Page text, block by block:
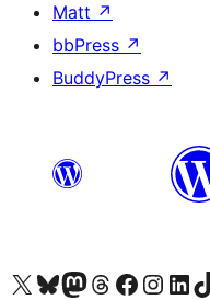
Matt ↗
bbPress ↗
BuddyPress ↗
X (旧 Twitter) アカウントへBluesky アカウントへMastodon アカウントへThreads アカウントへ Facebook ページへInstagram アカウントへ LinkedIn アカウントへTikTok